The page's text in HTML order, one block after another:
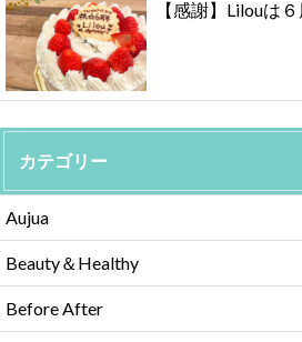
【感謝】Lilouは
カテゴリー
Aujua
Beauty＆Healthy
Before After